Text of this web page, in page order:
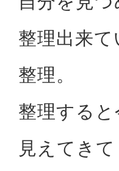
整理出来
整理。
整理する
見えてきて